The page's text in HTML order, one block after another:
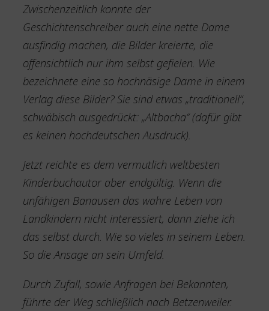
Zwischenzeitlich konnte der
Geschichtenschreiber auch eine nette Dame
ausfindig machen, die Bilder kreierte, die
offensichtlich nur ihm selbst gefielen. Wie
bezeichnete eine so hochnäsige Dame in einem
Verlag diese Bilder? Sie sind etwas „traditionell“,
schwäbisch ausgedrückt: „Altbacha“ (dafür gibt
es keinen hochdeutschen Ausdruck).
Jetzt reichte es dem vermutlich weltbesten
Kinderbuchautor aber endgültig. Wenn die
unfähigen Banausen das wahre Leben von
Landkindern nicht interessiert, dann ziehe ich
das selbst durch. Wie so vieles in seinem Leben.
So die Ansage an sein Umfeld.
Durch Zufall, sowie Anfragen bei Bekannten,
führte der Weg schließlich nach Betzenweiler.